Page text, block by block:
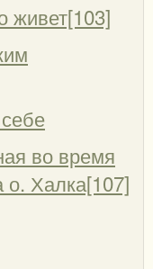
живет[103]
во время
Халка[107]